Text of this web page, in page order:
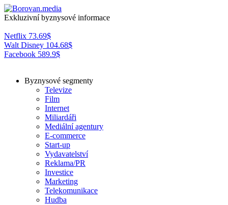
Exkluzivní byznysové informace
Netflix 73.69$
Walt Disney 104.68$
Facebook 589.9$
Byznysové segmenty
Televize
Film
Internet
Miliardáři
Mediální agentury
E-commerce
Start-up
Vydavatelství
Reklama/PR
Investice
Marketing
Telekomunikace
Hudba